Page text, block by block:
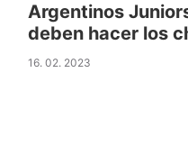
Argentinos
deben hacer los
16. 02. 2023